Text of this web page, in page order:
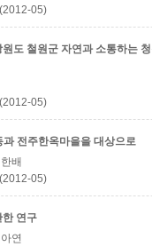
05)
원도 철원군 자연과 소통하는
05)
과 전주한옥마을을 대상으로
배
05)
한 연구
연